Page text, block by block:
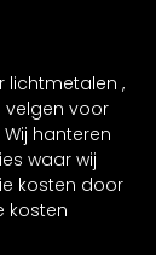
lichtmetalen ,
voor
hanteren
waar wij
kosten door
kosten